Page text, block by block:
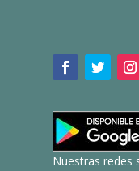
Nuestras redes